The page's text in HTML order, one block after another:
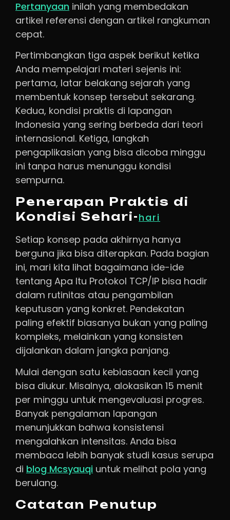
Pertanyaan inilah yang membedakan
artikel referensi dengan artikel rangkuman
cepat.
Pertimbangkan tiga aspek berikut ketika
Anda mempelajari materi sejenis ini:
pertama, latar belakang sejarah yang
membentuk konsep tersebut sekarang.
Kedua, kondisi praktis di lapangan
Indonesia yang sering berbeda dari teori
internasional. Ketiga, langkah
pengaplikasian yang bisa dicoba minggu
ini tanpa harus menunggu kondisi
sempurna.
Penerapan Praktis di
Kondisi Sehari-hari
Setiap konsep pada akhirnya hanya
berguna jika bisa diterapkan. Pada bagian
ini, mari kita lihat bagaimana ide-ide
tentang Apa Itu Protokol TCP/IP bisa hadir
dalam rutinitas atau pengambilan
keputusan yang konkret. Pendekatan
paling efektif biasanya bukan yang paling
kompleks, melainkan yang konsisten
dijalankan dalam jangka panjang.
Mulai dengan satu kebiasaan kecil yang
bisa diukur. Misalnya, alokasikan 15 menit
per minggu untuk mengevaluasi progres.
Banyak pengalaman lapangan
menunjukkan bahwa konsistensi
mengalahkan intensitas. Anda bisa
membaca lebih banyak studi kasus serupa
di blog Mcsyauqi untuk melihat pola yang
berulang.
Catatan Penutup